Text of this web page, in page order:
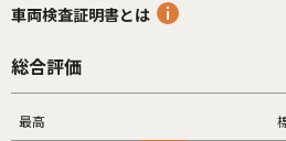
車両検査証明書とは
総合評価
最高